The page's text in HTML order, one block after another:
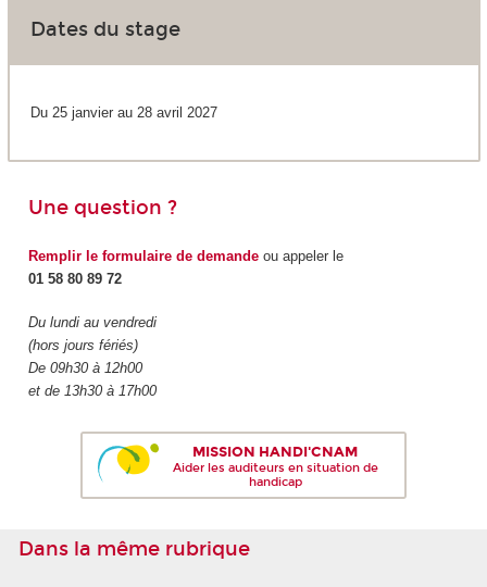
Dates du stage
Du 25 janvier au 28 avril 2027
Une question ?
Remplir le formulaire de demandeou appeler le
01 58 80 89 72
Du lundi au vendredi
(hors jours fériés)
De 09h30 à 12h00
et de 13h30 à 17h00
MISSION HANDI'CNAM
Aider les auditeurs en situation de
handicap
Dans la même rubrique